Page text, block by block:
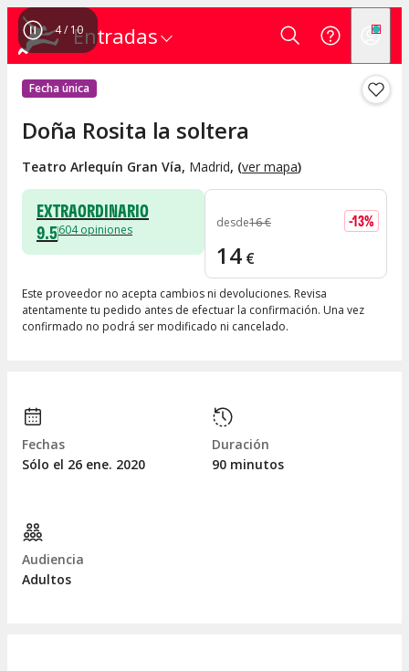
Entradas
4/ 10
Fecha única
Doña Rosita la soltera
Teatro Arlequín Gran Vía, Madrid, (ver mapa)
EXTRAORDINARIO
9.5604 opiniones desde16€ -13%
14 €
Este proveedor no acepta cambios ni devoluciones. Revisa
atentamente tu pedido antes de efectuar la confirmación. Una vez
confirmado no podrá ser modificado ni cancelado.
Fechas
Sólo el 26 ene. 2020
Duración
90 minutos
Audiencia
Adultos